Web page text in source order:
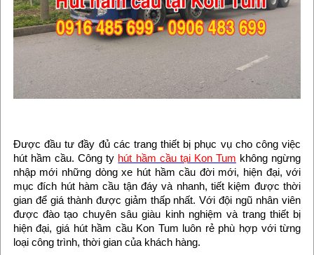
Được đầu tư đầy đủ các trang thiết bị phục vụ cho công việc
hút hầm cầu. Công ty hút hầm cầu tại Kon Tum không ngừng
nhập mới những dòng xe hút hầm cầu đời mới, hiện đại, với
mục đích hút hàm cầu tận đáy và nhanh, tiết kiệm được thời
gian để giá thành được giảm thấp nhất. Với đội ngũ nhân viên
được đào tạo chuyên sâu giàu kinh nghiệm và trang thiết bị
hiện đại, giá hút hầm cầu Kon Tum luôn rẻ phù hợp với từng
loại công trình, thời gian của khách hàng.